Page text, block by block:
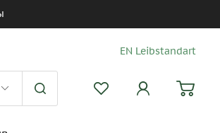
EN Leibstandart